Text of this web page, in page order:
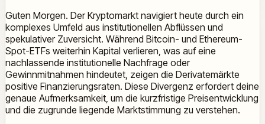
Guten Morgen. Der Kryptomarkt navigiert heute durch ein
komplexes Umfeld aus institutionellen Abflüssen und
spekulativer Zuversicht. Während Bitcoin- und Ethereum-
Spot-ETFs weiterhin Kapital verlieren, was auf eine
nachlassende institutionelle Nachfrage oder
Gewinnmitnahmen hindeutet, zeigen die Derivatemärkte
positive Finanzierungsraten. Diese Divergenz erfordert deine
genaue Aufmerksamkeit, um die kurzfristige Preisentwicklung
und die zugrunde liegende Marktstimmung zu verstehen.